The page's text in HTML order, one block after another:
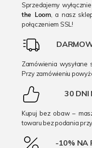
Sprzedajemy
the Loom, a nasz
połączeniem SSL!
Zamówienia
Przy zamówieniu
30 DNI
Kupuj bez obaw –
towaru bez podania
-10% NA